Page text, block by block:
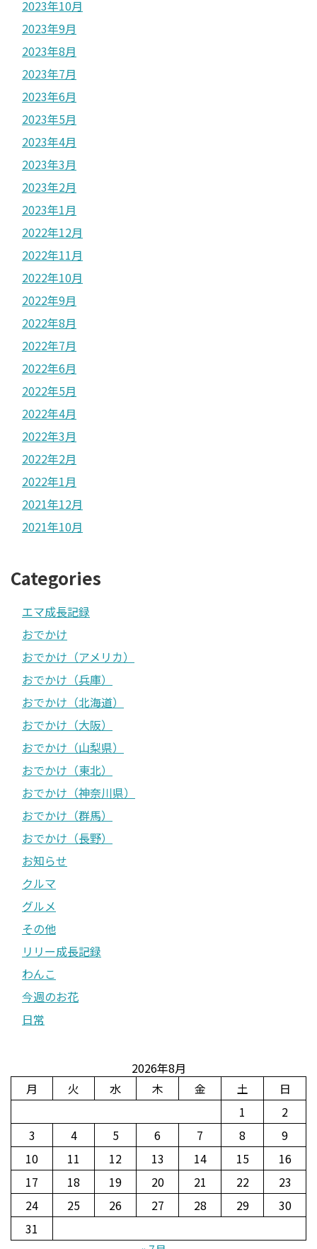
2023年10月
2023年9月
2023年8月
2023年7月
2023年6月
2023年5月
2023年4月
2023年3月
2023年2月
2023年1月
2022年12月
2022年11月
2022年10月
2022年9月
2022年8月
2022年7月
2022年6月
2022年5月
2022年4月
2022年3月
2022年2月
2022年1月
2021年12月
2021年10月
Categories
エマ成長記録
おでかけ
おでかけ（アメリカ）
おでかけ（兵庫）
おでかけ（北海道）
おでかけ（大阪）
おでかけ（山梨県）
おでかけ（東北）
おでかけ（神奈川県）
おでかけ（群馬）
おでかけ（長野）
お知らせ
クルマ
グルメ
その他
リリー成長記録
わんこ
今週のお花
日常
2026年8月
月
火 水 木 金 土
日
1
2
3
4 5 6 7 8
9
10
11 12 13 14 15
16
17
18 19 20 21 22
23
24
25 26 27 28 29
30
31